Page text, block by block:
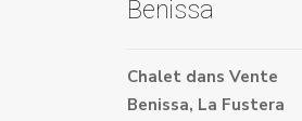
Benissa
Chalet dans Vente
Benissa, La Fustera